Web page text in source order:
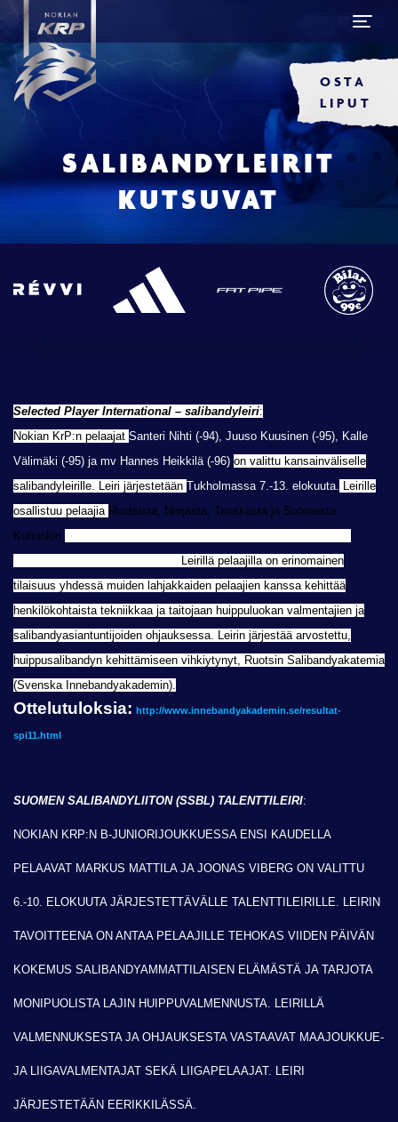
OSTA
LIPUT
SALIBANDYLEIRIT
KUTSUVAT
Selected Player International – salibandyleiri:
Nokian KrP:n pelaajat Santeri Nihti (-94), Juuso Kuusinen (-95), Kalle
Välimäki (-95) ja mv Hannes Heikkilä (-96) on valittu kansainväliselle
salibandyleirille. Leiri järjestetään Tukholmassa 7.-13. elokuuta.
Leirille
osallistuu pelaajia Ruotsista, Norjasta, Tanskasta ja Suomesta.
Kuhunkin
eirillä pelaajilla on erinomainen
tilaisuus yhdessä muiden lahjakkaiden pelaajien kanssa kehittää
henkilökohtaista tekniikkaa ja taitojaan huippuluokan valmentajien ja
salibandyasiantuntijoiden ohjauksessa.
Leirin järjestää arvostettu,
huippusalibandyn kehittämiseen vihkiytynyt, Ruotsin Salibandyakatemia
(Svenska Innebandyakademin).
Ottelutuloksia: http://www.innebandyakademin.se/resultat-
spi11.html
SUOMEN SALIBANDYLIITON (SSBL) TALENTTILEIRI:
NOKIAN KRP:N B-JUNIORIJOUKKUESSA ENSI KAUDELLA
PELAAVAT MARKUS MATTILA JA JOONAS VIBERG ON VALITTU
6.-10. ELOKUUTA JÄRJESTETTÄVÄLLE TALENTTILEIRILLE. LEIRIN
TAVOITTEENA ON ANTAA PELAAJILLE TEHOKAS VIIDEN PÄIVÄN
KOKEMUS SALIBANDYAMMATTILAISEN ELÄMÄSTÄ JA TARJOTA
MONIPUOLISTA LAJIN HUIPPUVALMENNUSTA. LEIRILLÄ
VALMENNUKSESTA JA OHJAUKSESTA VASTAAVAT MAAJOUKKUE-
JA LIIGAVALMENTAJAT SEKÄ LIIGAPELAAJAT. LEIRI
JÄRJESTETÄÄN EERIKKILÄSSÄ.